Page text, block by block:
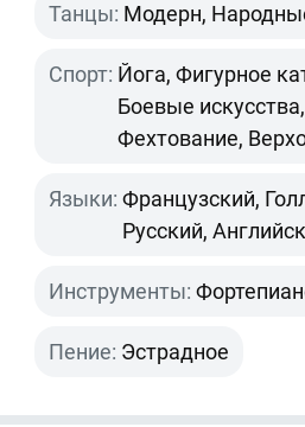
Танцы: Модерн,
Спорт: Йога, Фигурное
Боевые
Фехтование,
Языки: Французский,
Русский,
Инструменты:
Пение: Эстрадное